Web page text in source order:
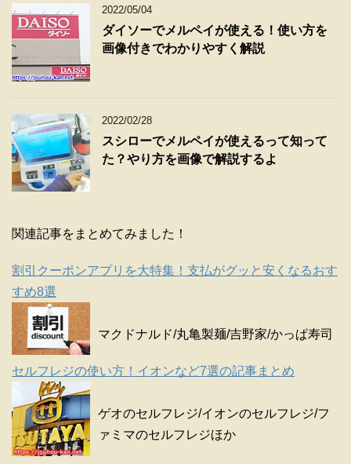
2022/05/04
ダイソーでメルペイが使える！使い方を
画像付きでわかりやすく解説
2022/02/28
スシローでメルペイが使えるって知って
た？やり方を画像で解説するよ
関連記事をまとめてみました！
割引クーポンアプリを大特集！支払がグッと安くなるおす
すめ8選
マクドナルド/丸亀製麺/吉野家/かっぱ寿司
セルフレジの使い方！イオンなど7選の記事まとめ
ゲオのセルフレジ/イオンのセルフレジ/フ
ァミマのセルフレジほか